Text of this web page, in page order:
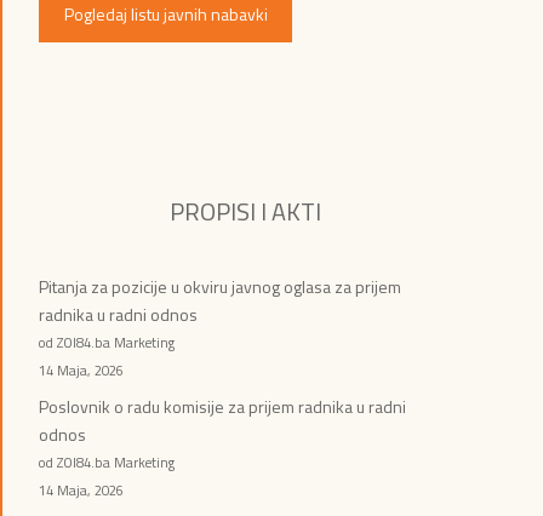
Pogledaj listu javnih nabavki
PROPISI I AKTI
Pitanja za pozicije u okviru javnog oglasa za prijem
radnika u radni odnos
od ZOI84.ba Marketing
14 Maja, 2026
Poslovnik o radu komisije za prijem radnika u radni
odnos
od ZOI84.ba Marketing
14 Maja, 2026